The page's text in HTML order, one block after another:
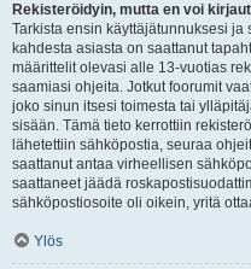
Rekisteröidyin, mutta en voi
Tarkista ensin käyttäjätunnuksesi
kahdesta asiasta on saattanut
määrittelit olevasi alle 13-vuotias
saamiasi ohjeita. Jotkut foorumit
joko sinun itsesi toimesta tai
sisään. Tämä tieto kerrottiin
lähetettiin sähköpostia, seuraa
saattanut antaa virheellisen
saattaneet jäädä
sähköpostiosoite oli oikein, yritä
Ylös